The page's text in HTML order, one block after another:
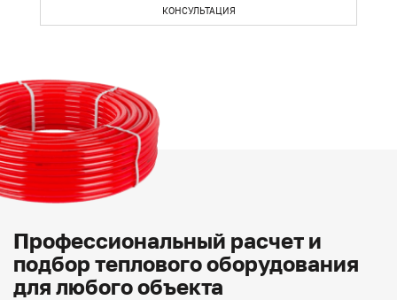
КОНСУЛЬТАЦИЯ
Профессиональный расчет и
подбор теплового оборудования
для любого объекта